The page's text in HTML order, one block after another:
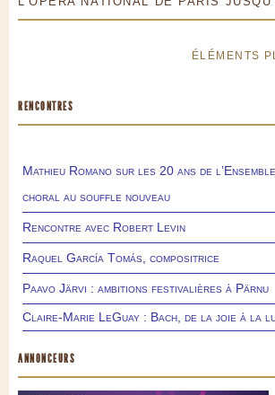
ÉLÉMENTS
RENCONTRES
Mathieu Romano sur les 20 ans de
choral au souffle nouveau
Rencontre avec Robert Levin
Raquel García Tomás, compositrice
Paavo Järvi : ambitions festivalières à Pärnu
Claire-Marie LeGuay : Bach, de la joie à la
ANNONCEURS